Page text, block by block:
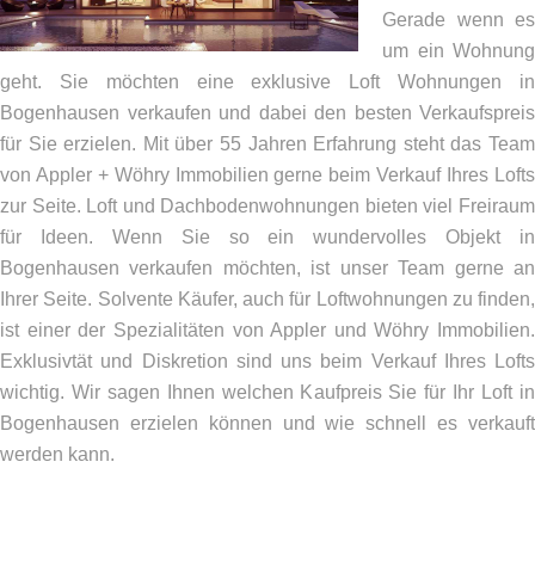
Gerade wenn es
um ein Wohnung
geht. Sie möchten eine exklusive Loft Wohnungen in
Bogenhausen verkaufen und dabei den besten Verkaufspreis
für Sie erzielen. Mit über 55 Jahren Erfahrung steht das Team
von Appler + Wöhry Immobilien gerne beim Verkauf Ihres Lofts
zur Seite. Loft und Dachbodenwohnungen bieten viel Freiraum
für Ideen. Wenn Sie so ein wundervolles Objekt in
Bogenhausen verkaufen möchten, ist unser Team gerne an
Ihrer Seite. Solvente Käufer, auch für Loftwohnungen zu finden,
ist einer der Spezialitäten von Appler und Wöhry Immobilien.
Exklusivtät und Diskretion sind uns beim Verkauf Ihres Lofts
wichtig. Wir sagen Ihnen welchen Kaufpreis Sie für Ihr Loft in
Bogenhausen erzielen können und wie schnell es verkauft
werden kann.